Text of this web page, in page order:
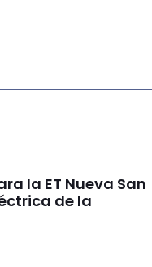
la ET Nueva San
de la